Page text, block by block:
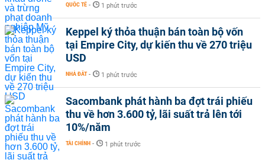
QUỐC TẾ - 1 phút trước
Keppel ký thỏa thuận bán toàn bộ vốn
tại Empire City, dự kiến thu về 270 triệu
USD
NHÀ ĐẤT - 1 phút trước
Sacombank phát hành ba đợt trái phiếu
thu về hơn 3.600 tỷ, lãi suất trả lên tới
10%/năm
TÀI CHÍNH - 1 phút trước